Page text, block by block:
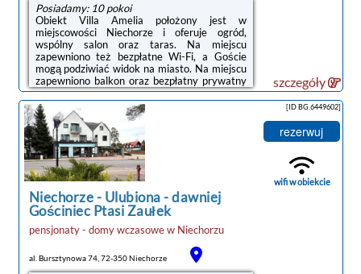
Posiadamy: 10 pokoi
Obiekt Villa Amelia położony jest w
miejscowości Niechorze i oferuje ogród,
wspólny salon oraz taras. Na miejscu
zapewniono też bezpłatne Wi-Fi, a Goście
mogą podziwiać widok na miasto. Na miejscu
zapewniono balkon oraz bezpłatny prywatny
parking.W willi zapewniono sypialnię (1) oraz
łazienkę (1) z prysznicem. Wyposażenie
obejmuje też telewizor z płaskim ekranem z
dostępem do kanałów satelitarnych. W willi
zapewniono ręczniki i pościel.Odległość
ważnych miejsc od obiektu: Plaża w
Niechorzu – 200 m, PKP Kołobrzeg – 48
km.Doba hotelowa od godziny 15:00 do
10:00.Zarządzany ...
szczegóły
Niechorze- Ulubiona - dawniej
Gościniec Ptasi Zaułek
pensjonaty - domy wczasowew Niechorzu
al. Bursztynowa 74, 72-350 Niechorze
[ID BG.6449602]
rezerwuj
wifi w obiekcie